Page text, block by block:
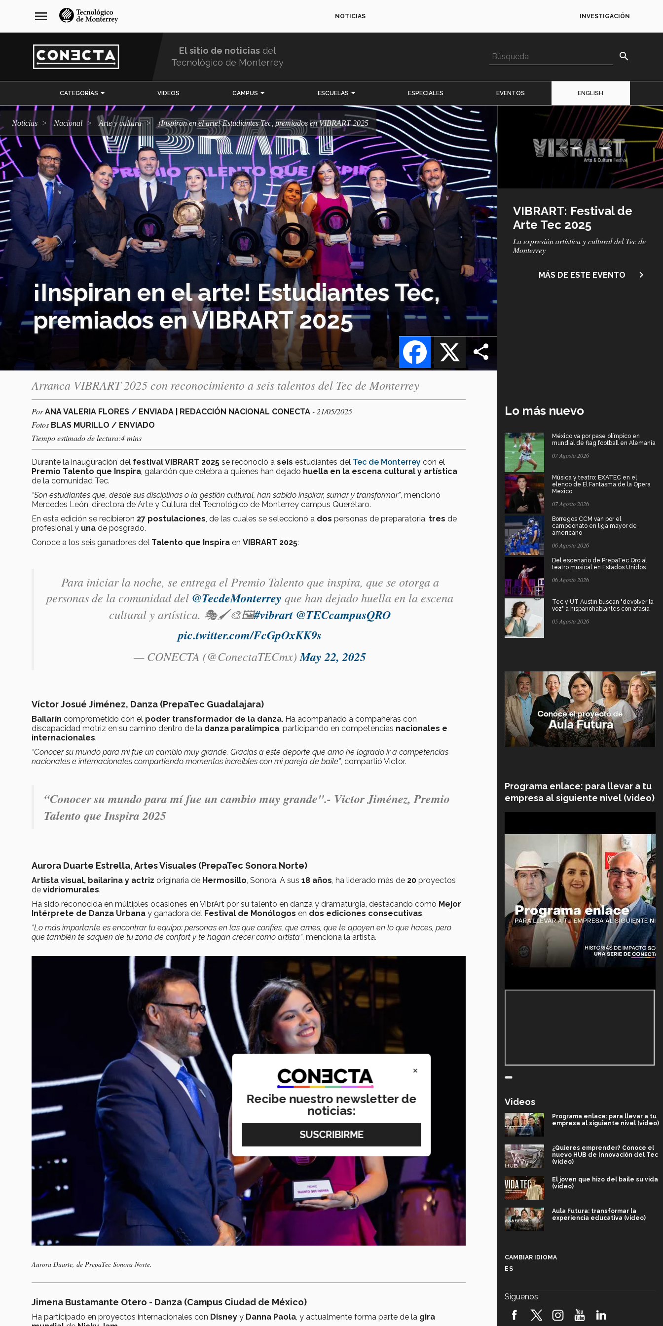
navegación
principal
menu NOTICIAS INVESTIGACIÓN
El sitio de noticias del
Tecnológico de Monterrey
search
CATEGORÍAS VIDEOS CAMPUS ESCUELAS ESPECIALES EVENTOS ENGLISH
Noticias Nacional arte y cultura ¡Inspiran en el arte! Estudiantes Tec, premiados en VIBRART 2025
¡Inspiran en el arte! Estudiantes Tec,
premiados en VIBRART 2025
X
Facebook
o
logo
VIBRART: Festival de
Arte Tec 2025
Subtítulo
La expresión artística y cultural del Tec de
Monterrey
MÁS DE ESTE EVENTO navigate_next
Arranca VIBRART 2025 con reconocimiento a seis talentos del Tec de Monterrey
PorANA VALERIA FLORES / ENVIADA | REDACCIÓN NACIONAL CONECTA - 21/05/2025
Fotos BLAS MURILLO / ENVIADO
Tiempo estimado de lectura:4 mins
Durante la inauguración del festival VIBRART 2025 se reconoció a seis estudiantes del Tec de Monterrey con el
Premio Talento que Inspira, galardón que celebra a quienes han dejado huella en la escena cultural y artística
de la comunidad Tec.
“Son estudiantes que, desde sus disciplinas o la gestión cultural, han sabido inspirar, sumar y transformar”, mencionó
Mercedes León, directora de Arte y Cultura del Tecnológico de Monterrey campus Querétaro.
En esta edición se recibieron 27 postulaciones, de las cuales se seleccionó a dos personas de preparatoria, tres de
profesional y una de posgrado.
Conoce a los seis ganadores del Talento que Inspira en VIBRART 2025:
Para iniciar la noche, se entrega el Premio Talento que inspira, que se otorga a
personas de la comunidad del @TecdeMonterrey que han dejado huella en la escena
cultural y artística. 🎭🖌️🎨🖼️#vibrart @TECcampusQRO
pic.twitter.com/FcGpOxKK9s
— CONECTA (@ConectaTECmx)May 22, 2025
Víctor Josué Jiménez, Danza (PrepaTec Guadalajara)
Bailarín comprometido con el poder transformador de la danza. Ha acompañado a compañeras con
discapacidad motriz en su camino dentro de la danza paralímpica, participando en competencias nacionales e
internacionales.
“Conocer su mundo para mí fue un cambio muy grande. Gracias a este deporte que amo he logrado ir a competencias
nacionales e internacionales compartiendo momentos increíbles con mi pareja de baile”, compartió Victor.
“Conocer su mundo para mí fue un cambio muy grande".- Victor Jiménez, Premio
Talento que Inspira 2025
Aurora Duarte Estrella, Artes Visuales (PrepaTec Sonora Norte)
Artista visual, bailarina y actriz originaria de Hermosillo, Sonora. A sus 18 años, ha liderado más de 20 proyectos
de vidriomurales.
Ha sido reconocida en múltiples ocasiones en VibrArt por su talento en danza y dramaturgia, destacando como Mejor
Intérprete de Danza Urbana y ganadora del Festival de Monólogos en dos ediciones consecutivas.
“Lo más importante es encontrar tu equipo: personas en las que confíes, que ames, que te apoyen en lo que haces, pero
que también te saquen de tu zona de confort y te hagan crecer como artista”, menciona la artista.
Aurora Duarte, de PrepaTec Sonora Norte.
Jimena Bustamante Otero - Danza (Campus Ciudad de México)
Ha participado en proyectos internacionales con Disney y Danna Paola, y actualmente forma parte de la gira
Lo más nuevo
México va por pase olímpico en
mundial de flag football en Alemania
07 Agosto 2026
Música y teatro: EXATEC en el
elenco de El Fantasma de la Ópera
Mexico
07 Agosto 2026
Borregos CCM van por el
campeonato en liga mayor de
americano
06 Agosto 2026
Del escenario de PrepaTec Qro al
teatro musical en Estados Unidos
06 Agosto 2026
Tec y UT Austin buscan "devolver la
voz" a hispanohablantes con afasia
05 Agosto 2026
Programa enlace: para llevar a tu
empresa al siguiente nivel (video)
Videos
Programa enlace: para llevar a tu
empresa al siguiente nivel (video)
¿Quieres emprender? Conoce el
nuevo HUB de Innovación del Tec
(video)
El joven que hizo del baile su vida
(video)
Aula Futura: transformar la
experiencia educativa (video)
robótica FIRST 2026! (video)
CAMBIAR IDIOMA
ES
Síguenos
×
Recibe nuestro newsletter de
noticias: